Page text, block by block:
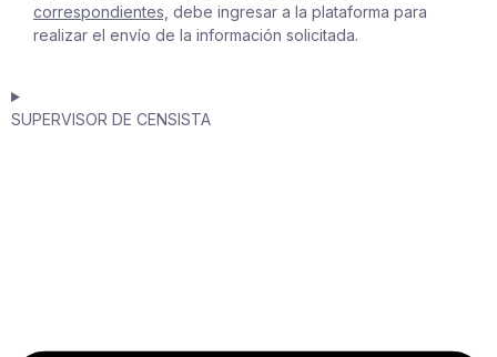
correspondientes, debe ingresar a la plataforma para
realizar el envío de la información solicitada.
SUPERVISOR DE CENSISTA